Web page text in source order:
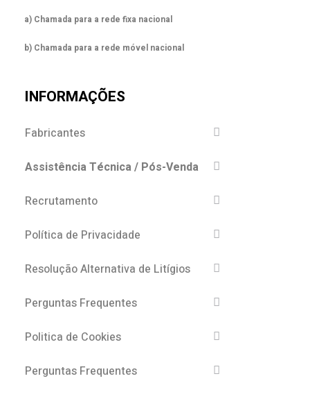
a) Chamada para a rede fixa nacional
b) Chamada para a rede móvel nacional
INFORMAÇÕES
Fabricantes
Assistência Técnica / Pós-Venda
Recrutamento
Política de Privacidade
Resolução Alternativa de Litígios
Perguntas Frequentes
Politica de Cookies
Perguntas Frequentes